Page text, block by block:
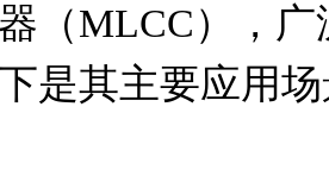
（MLCC），
是其主要应用